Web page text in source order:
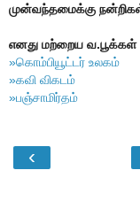
முன்வந்தமைக்கு
எனது மற்றைய வ.பூக்கள்
»கொம்பியூட்டர் உலகம்
»கவி விகடம்
»பஞ்சாமிர்தம்
‹